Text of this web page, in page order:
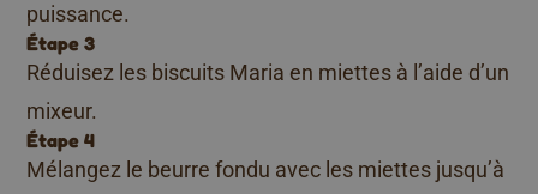
puissance.
Étape 3
Réduisez les biscuits Maria en miettes à l’aide d’un
mixeur.
Étape 4
Mélangez le beurre fondu avec les miettes jusqu’à